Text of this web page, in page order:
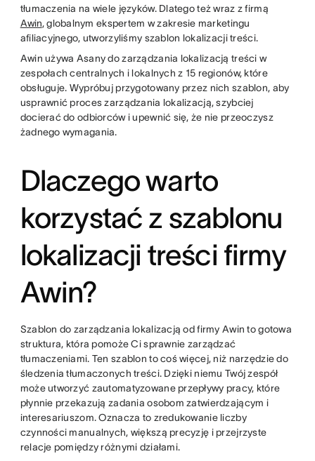
tłumaczenia na wiele języków. Dlatego też wraz z firmą
Awin, globalnym ekspertem w zakresie marketingu
afiliacyjnego, utworzyliśmy szablon lokalizacji treści.
Awin używa Asany do zarządzania lokalizacją treści w
zespołach centralnych i lokalnych z 15 regionów, które
obsługuje. Wypróbuj przygotowany przez nich szablon, aby
usprawnić proces zarządzania lokalizacją, szybciej
docierać do odbiorców i upewnić się, że nie przeoczysz
żadnego wymagania.
Dlaczego warto
korzystać z szablonu
lokalizacji treści firmy
Awin?
Szablon do zarządzania lokalizacją od firmy Awin to gotowa
struktura, która pomoże Ci sprawnie zarządzać
tłumaczeniami. Ten szablon to coś więcej, niż narzędzie do
śledzenia tłumaczonych treści. Dzięki niemu Twój zespół
może utworzyć zautomatyzowane przepływy pracy, które
płynnie przekazują zadania osobom zatwierdzającym i
interesariuszom. Oznacza to zredukowanie liczby
czynności manualnych, większą precyzję i przejrzyste
relacje pomiędzy różnymi działami.